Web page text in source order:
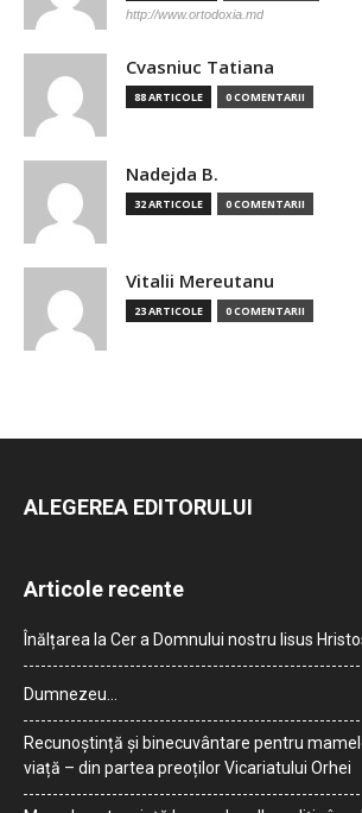
http://www.ortodoxia.md
Cvasniuc Tatiana
88 ARTICOLE 0 COMENTARII
Nadejda B.
32 ARTICOLE 0 COMENTARII
Vitalii Mereutanu
23 ARTICOLE 0 COMENTARII
ALEGEREA EDITORULUI
Articole recente
Înălțarea la Cer a Domnului nostru Iisus
Dumnezeu…
Recunoștință și binecuvântare pentru
viață – din partea preoților Vicariatului Orhei